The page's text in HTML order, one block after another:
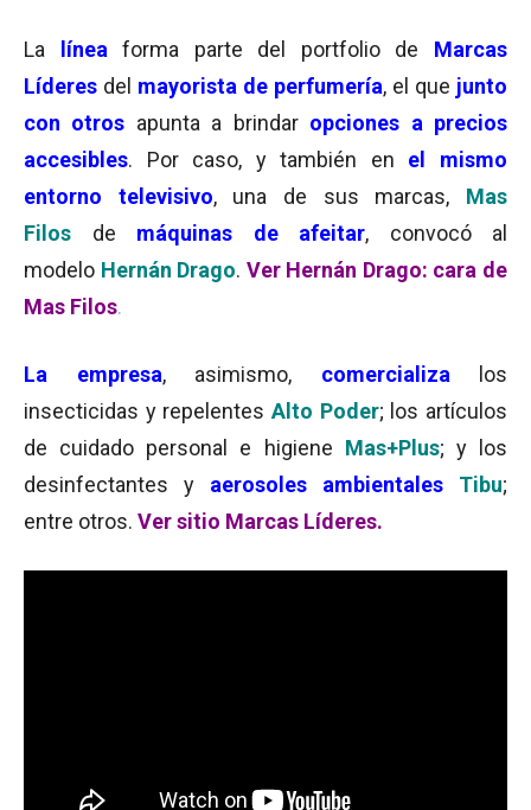
La línea forma parte del portfolio de Marcas
Líderes del mayorista de perfumería, el que junto
con otros apunta a brindar opciones a precios
accesibles. Por caso, y también en el mismo
entorno televisivo, una de sus marcas, Mas
Filos de máquinas de afeitar, convocó al
modelo Hernán Drago. Ver Hernán Drago: cara de
Mas Filos.
La empresa, asimismo, comercializa los
insecticidas y repelentes Alto Poder; los artículos
de cuidado personal e higiene Mas+Plus; y los
desinfectantes y aerosoles ambientales Tibu;
entre otros. Ver sitio Marcas Líderes.